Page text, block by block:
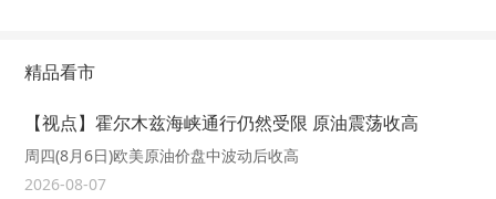
精品看市
【视点】霍尔木兹海峡通行仍然受限 原油震荡收高
周四(8月6日)欧美原油价盘中波动后收高
2026-08-07